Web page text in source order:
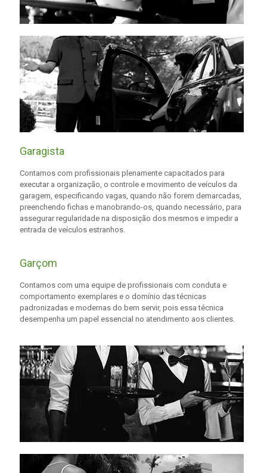
Garagista
Contamos com profissionais plenamente capacitados para
executar a organização, o controle e movimento de veículos da
garagem, especificando vagas, quando não forem demarcadas,
preenchendo fichas e manobrando-os, quando necessário, para
assegurar regularidade na disposição dos mesmos e impedir a
entrada de veículos estranhos.
Garçom
Contamos com uma equipe de profissionais com conduta e
comportamento exemplares e o domínio das técnicas
padronizadas e modernas do bem servir, pois essa técnica
desempenha um papel essencial no atendimento aos clientes.